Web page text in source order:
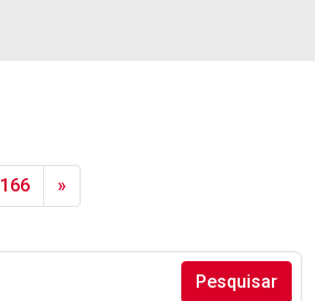
166 »
Pesquisar